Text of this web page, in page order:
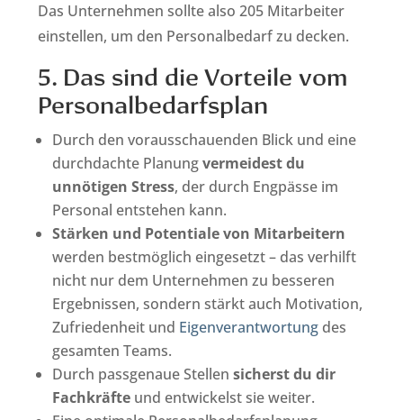
Das Unternehmen sollte also 205 Mitarbeiter
einstellen, um den Personalbedarf zu decken.
5. Das sind die Vorteile vom
Personalbedarfsplan
Durch den vorausschauenden Blick und eine
durchdachte Planungvermeidest du
unnötigen Stress, der durch Engpässe im
Personal entstehen kann.
Stärken und Potentiale von Mitarbeitern
werden bestmöglich eingesetzt – das verhilft
nicht nur dem Unternehmen zu besseren
Ergebnissen, sondern stärkt auch Motivation,
Zufriedenheit und Eigenverantwortung des
gesamten Teams.
Durch passgenaue Stellensicherst du dir
Fachkräfte und entwickelst sie weiter.